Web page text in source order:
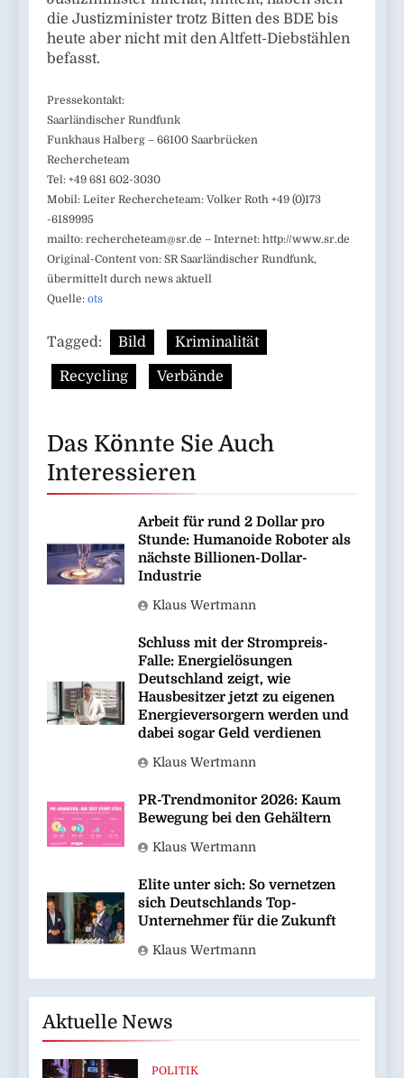
die Justizminister trotz Bitten des BDE bis
heute aber nicht mit den Altfett-Diebstählen
befasst.
Pressekontakt:
Saarländischer Rundfunk
Funkhaus Halberg – 66100 Saarbrücken
Rechercheteam
Tel: +49 681 602-3030
Mobil: Leiter Rechercheteam: Volker Roth +49 (0)173
-6189995
mailto: rechercheteam@sr.de – Internet: http://www.sr.de
Original-Content von: SR Saarländischer Rundfunk,
übermittelt durch news aktuell
Quelle: ots
Tagged: Bild Kriminalität
Recycling Verbände
Das Könnte Sie Auch
Interessieren
Arbeit für rund 2 Dollar pro
Stunde: Humanoide Roboter als
nächste Billionen-Dollar-
Industrie
Klaus Wertmann
Schluss mit der Strompreis-
Falle: Energielösungen
Deutschland zeigt, wie
Hausbesitzer jetzt zu eigenen
Energieversorgern werden und
dabei sogar Geld verdienen
Klaus Wertmann
PR-Trendmonitor 2026: Kaum
Bewegung bei den Gehältern
Klaus Wertmann
Elite unter sich: So vernetzen
sich Deutschlands Top-
Unternehmer für die Zukunft
Klaus Wertmann
Aktuelle News
POLITIK